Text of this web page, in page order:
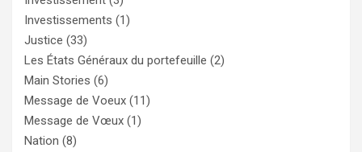
Investissements (1)
Justice (33)
Les États Généraux du portefeuille (2)
Main Stories (6)
Message de Voeux (11)
Message de Vœux (1)
Nation (8)